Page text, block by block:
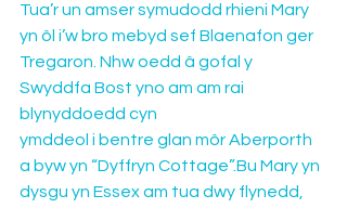
Tua’r un amser symudodd rhieni Mary
yn ôl i’w bro mebyd sef Blaenafon ger
Tregaron. Nhw oedd â gofal y
Swyddfa Bost yno am am rai
blynyddoedd cyn
ymddeol i bentre glan môr Aberporth
a byw yn “Dyffryn Cottage”.Bu Mary yn
dysgu yn Essex am tua dwy flynedd,